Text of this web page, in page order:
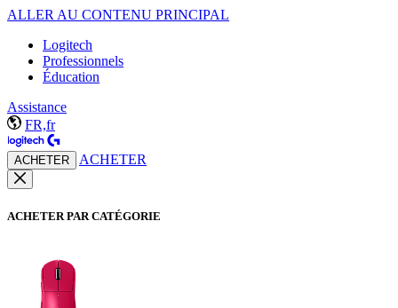
ALLER AU CONTENU PRINCIPAL
Logitech
Professionnels
Éducation
Assistance
FR,fr
ACHETER ACHETER
ACHETER PAR CATÉGORIE